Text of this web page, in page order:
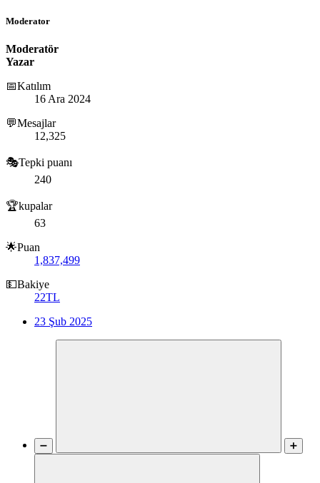
Moderator
Moderatör
Yazar
📅Katılım
16 Ara 2024
💬Mesajlar
12,325
🎭Tepki puanı
240
🏆kupalar
63
🌟Puan
1,837,499
💵Bakiye
22TL
23 Şub 2025
➖ ➕